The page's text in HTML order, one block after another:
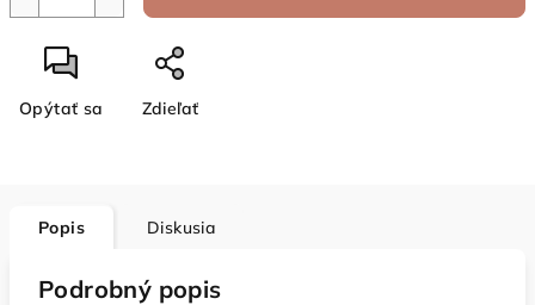
Opýtať sa Zdieľať
Popis Diskusia
Podrobný popis